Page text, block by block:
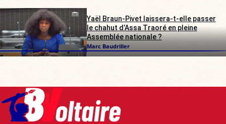
Yaël Braun-Pivet laissera-t-elle passer
le chahut d’Assa Traoré en pleine
Assemblée nationale ?
Marc Baudriller